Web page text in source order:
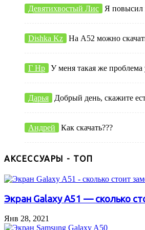
Девятихвостый Лис Я повысил
Dishka Kz На А52 можно
Г Нр У меня такая же проблема
Дарья Добрый день, скажите
Андрей Как скачать???
АКСЕССУАРЫ - ТОП
Экран Galaxy A51 — сколько
Янв 28, 2021